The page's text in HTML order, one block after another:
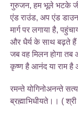
गुरुजन, हम भूले भटके
एंड राउंड, अप एंड
मार्ग पर लगाया है,
और धैर्य के साथ बढ़ते हैं
जब वह मिलन होगा तब
कृष्ण है आनंद या राम है
रमन्ते योगिनोअनन्ते
ब्रह्माभिधीयते।। (